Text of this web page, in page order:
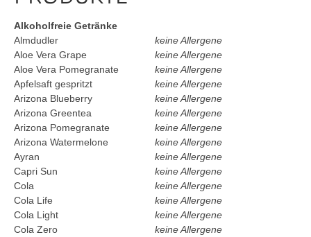
Alkoholfreie Getränke
Almdudler
keine Allergene
Aloe Vera Grape
keine Allergene
Aloe Vera Pomegranate
keine Allergene
Apfelsaft gespritzt
keine Allergene
Arizona Blueberry
keine Allergene
Arizona Greentea
keine Allergene
Arizona Pomegranate
keine Allergene
Arizona Watermelone
keine Allergene
Ayran
keine Allergene
Capri Sun
keine Allergene
Cola
keine Allergene
Cola Life
keine Allergene
Cola Light
keine Allergene
Cola Zero
keine Allergene